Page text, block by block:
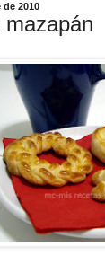
de 2010